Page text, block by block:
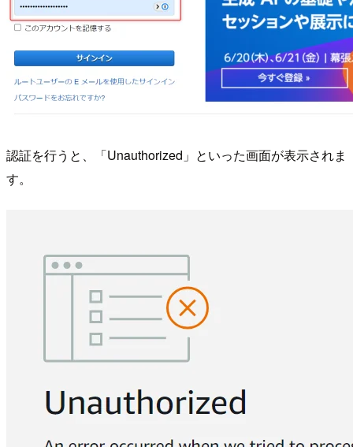
認証を行うと、「Unauthorized」といった画面が表示されま
す。